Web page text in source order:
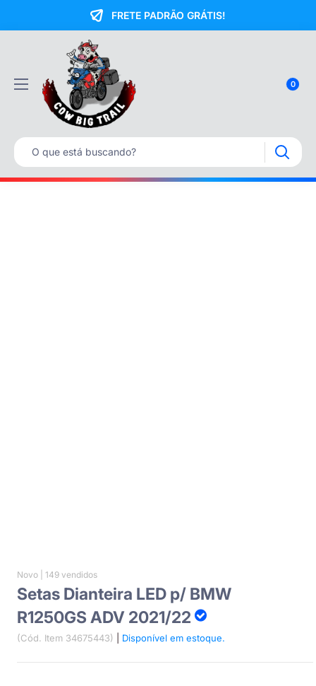
FRETE PADRÃO GRÁTIS!
0
Novo | 149 vendidos
Setas Dianteira LED p/ BMW
R1250GS ADV 2021/22
(Cód. Item 34675443) Disponível em estoque.